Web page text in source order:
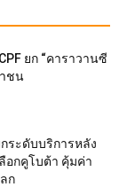
ยก “คาราวานซี
ชน
ระดับบริการหลัง
อกคูโบต้า คุ้มค่า
ก